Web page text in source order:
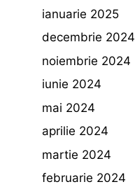
ianuarie 2025
decembrie 2024
noiembrie 2024
iunie 2024
mai 2024
aprilie 2024
martie 2024
februarie 2024